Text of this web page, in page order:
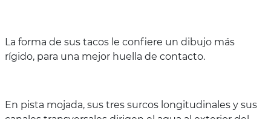
La forma de sus tacos le confiere un dibujo más
rígido, para una mejor huella de contacto.
En pista mojada, sus tres surcos longitudinales y sus